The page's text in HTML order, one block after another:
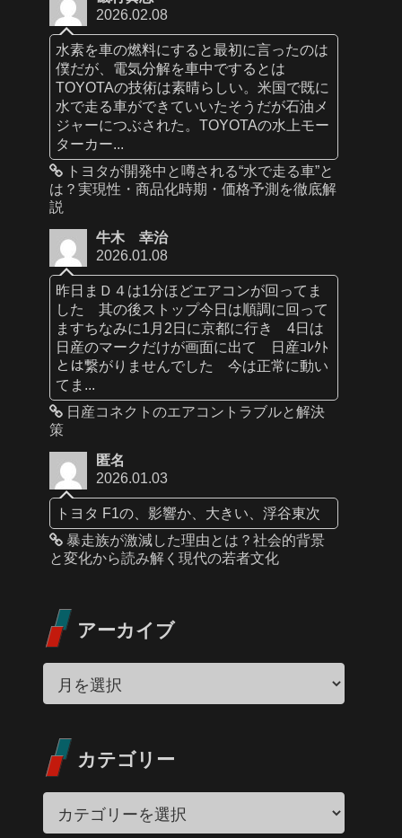
2026.02.08
水素を車の燃料にすると最初に言ったのは
僕だが、電気分解を車中でするとは
TOYOTAの技術は素晴らしい。米国で既に
水で走る車ができていいたそうだが石油メ
ジャーにつぶされた。TOYOTAの水上モー
ターカー...
トヨタが開発中と噂される“水で走る車”と
は？実現性・商品化時期・価格予測を徹底解
説
牛木 幸治
2026.01.08
昨日まＤ４は1分ほどエアコンが回ってま
した 其の後ストップ今日は順調に回って
ますちなみに1月2日に京都に行き 4日は
日産のマークだけが画面に出て 日産ｺﾚｸﾄ
とは繋がりませんでした 今は正常に動い
てま...
日産コネクトのエアコントラブルと解決
策
匿名
2026.01.03
トヨタ F1の、影響か、大きい、浮谷東次
暴走族が激減した理由とは？社会的背景
と変化から読み解く現代の若者文化
アーカイブ
カテゴリー